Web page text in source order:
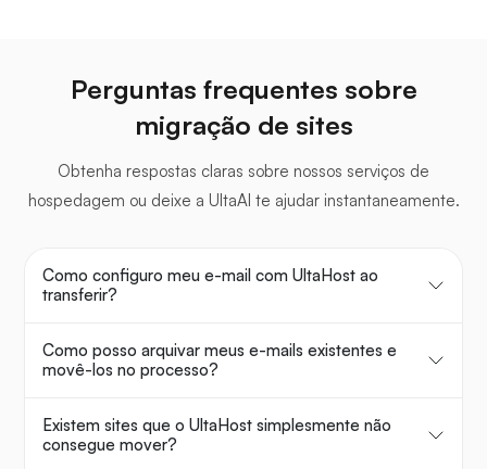
Perguntas frequentes sobre
migração de sites
Obtenha respostas claras sobre nossos serviços de
hospedagem ou deixe a UltaAI te ajudar instantaneamente.
Como configuro meu e-mail com UltaHost ao
transferir?
Como posso arquivar meus e-mails existentes e
movê-los no processo?
Existem sites que o UltaHost simplesmente não
consegue mover?